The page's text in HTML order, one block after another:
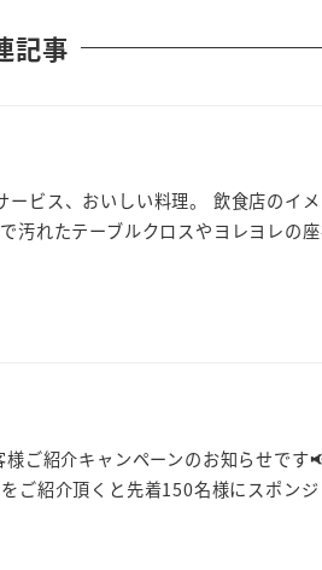
記事
ービス、おいしい料理。 飲食店のイ
汚れたテーブルクロスやヨレヨレの
ご紹介キャンペーンのお知らせです
ご紹介頂くと先着150名様にスポン